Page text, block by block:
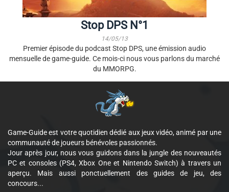
Stop DPS N°1
14/05/13
Premier épisode du podcast Stop DPS, une émission audio
mensuelle de game-guide. Ce mois-ci nous vous parlons du marché
du MMORPG.
Game-Guide est votre quotidien dédié aux jeux vidéo, animé par une
communauté de joueurs bénévoles passionnés.
Jour après jour, nous vous guidons dans la jungle des nouveautés
PC et consoles (PS4, Xbox One et Nintendo Switch) à travers un
aperçu. Mais aussi ponctuellement des guides de jeu, des
concours...